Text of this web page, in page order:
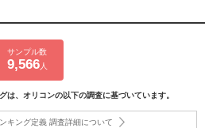
サンプル数
9,566人
は、オリコンの以下の調査に基づいています。
キング定義 調査詳細について